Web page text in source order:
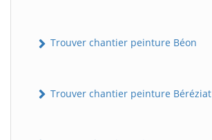
Trouver chantier peinture Béon
Trouver chantier peinture Béréziat